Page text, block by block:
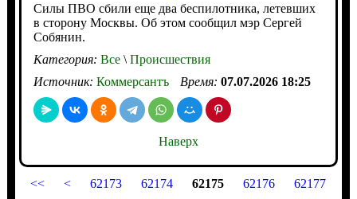
Силы ПВО сбили еще два беспилотника, летевших
в сторону Москвы. Об этом сообщил мэр Сергей
Собянин.
Категория: Все\Происшествия
Источник: Коммерсантъ Время: 07.07.2026 18:25
Наверх
<< < 62173 62174 62175 62176 62177